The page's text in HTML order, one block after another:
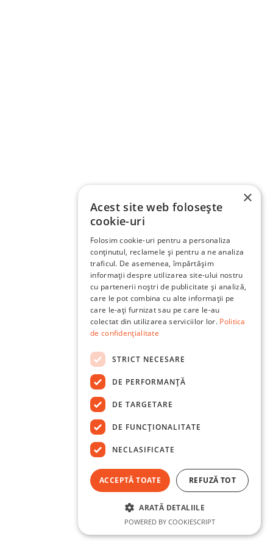
×
Acest site web folosește
cookie-uri
Folosim cookie-uri pentru a personaliza
conținutul, reclamele și pentru a ne analiza
traficul. De asemenea, împărtășim
informații despre utilizarea site-ului nostru
cu partenerii noștri de publicitate și analiză,
care le pot combina cu alte informații pe
care le-ați furnizat sau pe care le-au
colectat din utilizarea serviciilor lor. Politica
de confidențialitate
STRICT NECESARE
DE PERFORMANȚĂ
DE TARGETARE
DE FUNCŢIONALITATE
NECLASIFICATE
ACCEPTĂ TOATE REFUZĂ TOT
ARATĂ DETALIILE
POWERED BY COOKIESCRIPT